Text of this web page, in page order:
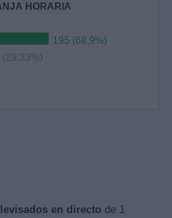
HORARIA
195 (68,9%)
(29,33%)
en directo de 1